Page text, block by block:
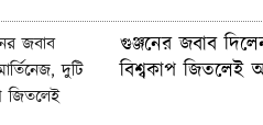
গুঞ্জনের জবাব
বিশ্বকাপ জিতলেই